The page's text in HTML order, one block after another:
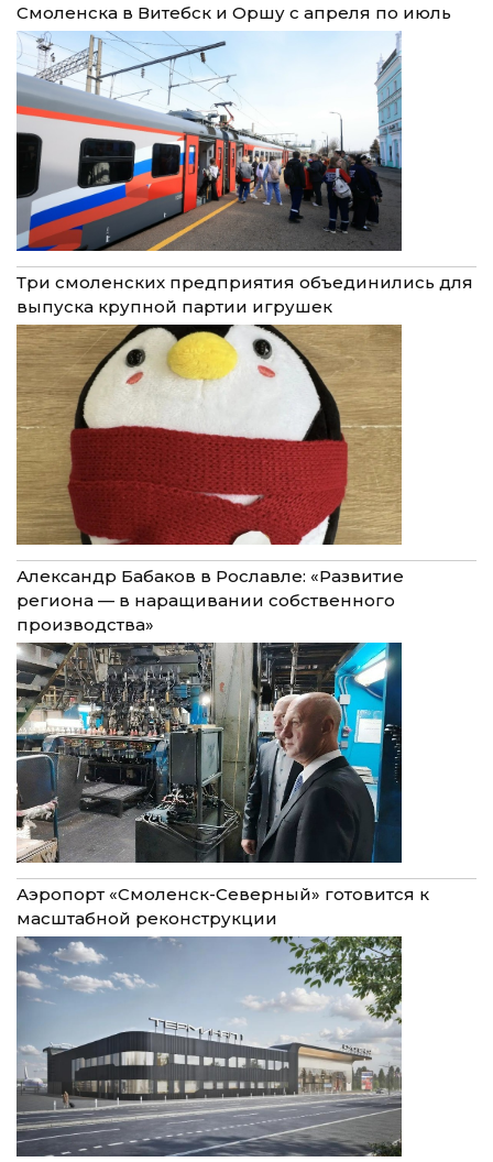
Смоленска в Витебск и Оршу с апреля по июль
Три смоленских предприятия объединились для
выпуска крупной партии игрушек
Александр Бабаков в Рославле: «Развитие
региона — в наращивании собственного
производства»
Аэропорт «Смоленск-Северный» готовится к
масштабной реконструкции